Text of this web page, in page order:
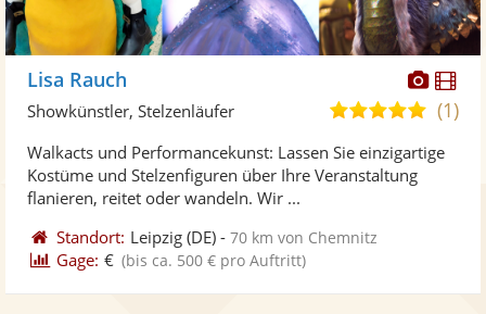
Fotos
Lisa Rauch
5,0
5
(1)
Showkünstler, Stelzenläufer
Walkacts und Performancekunst: Lassen Sie einzigartige
Kostüme und Stelzenfiguren über Ihre Veranstaltung
flanieren, reitet oder wandeln. Wir ...
Standort: Leipzig (DE) -70 km von Chemnitz
Gage: € (bis ca. 500 € pro Auftritt)